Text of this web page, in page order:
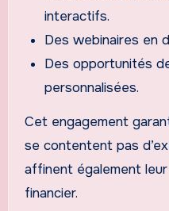
interactifs.
Des webinaires en
Des opportunités
personnalisées.
Cet engagement
se contentent pas
affinent également
financier.